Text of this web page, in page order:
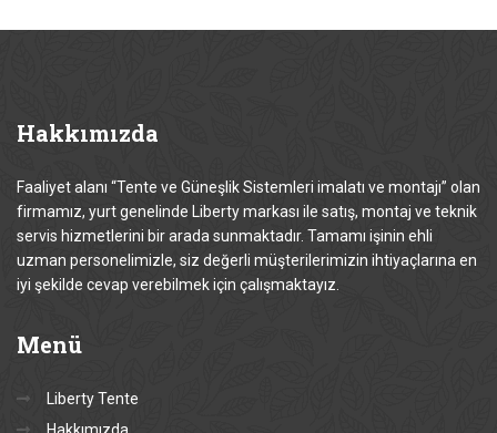
Hakkımızda
Faaliyet alanı “Tente ve Güneşlik Sistemleri imalatı ve montajı” olan
firmamız, yurt genelinde Liberty markası ile satış, montaj ve teknik
servis hizmetlerini bir arada sunmaktadır. Tamamı işinin ehli
uzman personelimizle, siz değerli müşterilerimizin ihtiyaçlarına en
iyi şekilde cevap verebilmek için çalışmaktayız.
Menü
Liberty Tente